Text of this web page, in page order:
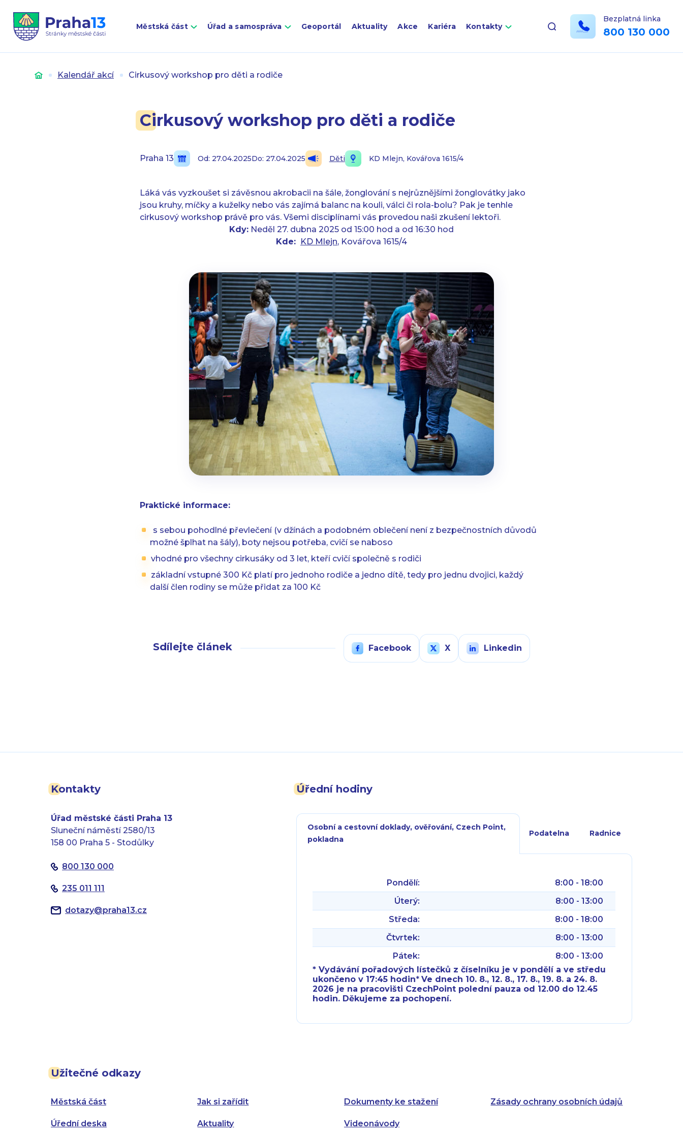
Městská část Úřad a samospráva Geoportál Aktuality Akce Kariéra Kontakty
Bezplatná linka
800 130 000
Úvod Kalendář akcí Cirkusový workshop pro děti a rodiče
Cirkusový workshop pro děti a rodiče
Praha 13 Od: 27.04.2025Do: 27.04.2025 Děti KD Mlejn, Kovářova 1615/4
Láká vás vyzkoušet si závěsnou akrobacii na šále, žonglování s nejrůznějšími žonglovátky jako
jsou kruhy, míčky a kuželky nebo vás zajímá balanc na kouli, válci či rola-bolu? Pak je tenhle
cirkusový workshop právě pro vás. Všemi disciplínami vás provedou naši zkušení lektoři.
Kdy: Neděl 27. dubna 2025 od 15:00 hod a od 16:30 hod
Kde: KD Mlejn, Kovářova 1615/4
Praktické informace:
s sebou pohodlné převlečení (v džínách a podobném oblečení není z bezpečnostních důvodů
možné šplhat na šály), boty nejsou potřeba, cvičí se naboso
vhodné pro všechny cirkusáky od 3 let, kteří cvičí společně s rodiči
základní vstupné 300 Kč platí pro jednoho rodiče a jedno dítě, tedy pro jednu dvojici, každý
další člen rodiny se může přidat za 100 Kč
Sdílejte článek Facebook X Linkedin
Kontakty
Úřad městské části Praha 13
Sluneční náměstí 2580/13
158 00 Praha 5 - Stodůlky
800 130 000
235 011 111
dotazy@praha13.cz
Užitečné odkazy
Městská část
Úřední deska
Jak si zařídit
Aktuality
Dokumenty ke stažení
Videonávody
Zásady ochrany osobních údajů
Úřední hodiny
Osobní a cestovní doklady, ověřování, Czech Point,
pokladna
Podatelna Radnice
Pondělí:
8:00 - 18:00
Úterý:
8:00 - 13:00
Středa:
8:00 - 18:00
Čtvrtek:
8:00 - 13:00
Pátek:
8:00 - 13:00
* Vydávání pořadových lístečků z číselníku je v pondělí a ve středu
ukončeno v 17:45 hodin*Ve dnech 10. 8., 12. 8., 17. 8., 19. 8. a 24. 8.
2026 je na pracovišti CzechPoint polední pauza od 12.00 do 12.45
hodin. Děkujeme za pochopení.
Pátek:
8:00 - 14:30